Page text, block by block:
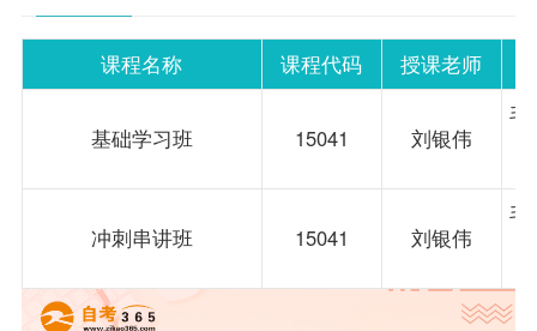
课程名称 课程代码 授课老师
基础学习班 15041 刘银伟
毛
冲刺串讲班 15041 刘银伟
毛